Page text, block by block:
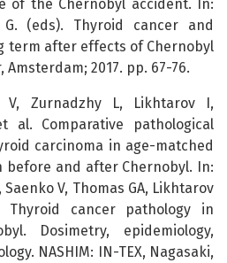
of the Chernobyl accident. In:
G. (eds). Thyroid cancer and
term after effects of Chernobyl
Amsterdam; 2017. pp. 67-76.
V, Zurnadzhy L, Likhtarov I,
al. Comparative pathological
carcinoma in age-matched
and after Chernobyl. In:
V, Thomas GA, Likhtarov
Thyroid cancer pathology in
Dosimetry, epidemiology,
NASHIM: IN-TEX, Nagasaki,